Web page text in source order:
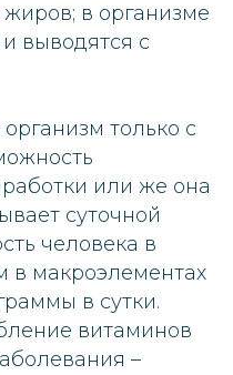
в организме
выводятся с
только с
или же она
суточной
человека в
в макроэлементах
в сутки.
витаминов
–